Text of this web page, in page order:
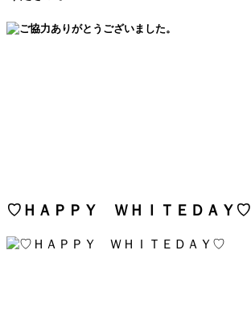
♡ＨＡＰＰＹ ＷＨＩＴＥＤＡＹ♡